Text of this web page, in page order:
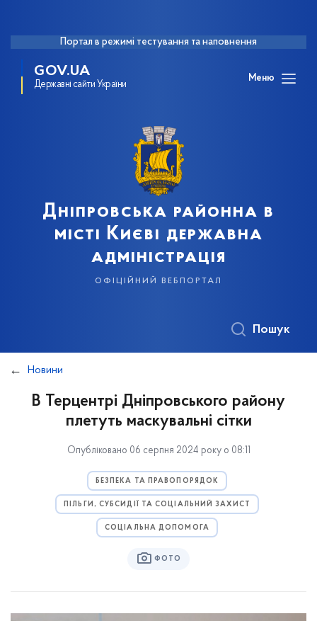
Портал в режимі тестування та наповнення
GOV.UA
Державні сайти України
Меню
Дніпровська районна в
місті Києві державна
адміністрація
офіційний вебпортал
Пошук
Новини
В Терцентрі Дніпровського району
плетуть маскувальні сітки
Опубліковано 06 серпня 2024 року о 08:11
БЕЗПЕКА ТА ПРАВОПОРЯДОК
ПІЛЬГИ, СУБСИДІЇ ТА СОЦІАЛЬНИЙ ЗАХИСТ
СОЦІАЛЬНА ДОПОМОГА
ФОТО